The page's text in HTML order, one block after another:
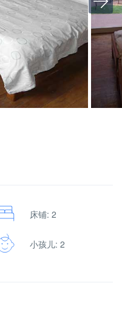
床铺: 2
小孩儿: 2